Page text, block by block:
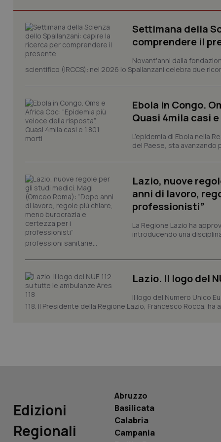
Settimana della
comprendere il
Novant'anni dalla
scientifico (IRCCS): nel 2026 lo Spallanzani celebra due
Ebola in Congo.
Quasi 4mila casi
L’epidemia di Ebola nella
del Paese, sta avanzando
Lazio, nuove
anni di lavoro,
professionisti”
La Regione Lazio ha
introducendo una
professioni sanitarie...
Lazio. Il logo del
Il logo del Numero Unico
118. Il Presidente della Regione Lazio, Francesco Rocca, ha
Edizioni
Regionali
Abruzzo
Basilicata
Calabria
Campania
tracking-enable
PHPSESSID
_ga_0VMQEQKQ1N
VISITOR_INFO1_LIVE